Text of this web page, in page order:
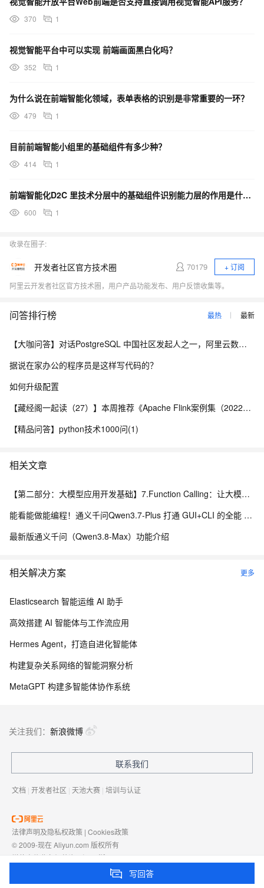
370 1
视觉智能平台中可以实现 前端画面黑白化吗？
352 1
为什么说在前端智能化领域，表单表格的识别是非常重要的一环？
479 1
目前前端智能小组里的基础组件有多少种？
414 1
前端智能化D2C 里技术分层中的基础组件识别能力层的作用是什么？
600 1
收录在圈子:
开发者社区官方技术圈 70179
+ 订阅
阿里云开发者社区官方技术圈，用户产品功能发布、用户反馈收集等。
问答排行榜 最热 最新
【大咖问答】对话PostgreSQL 中国社区发起人之一，阿里云数据库高级专家 德哥
据说在家办公的程序员是这样写代码的？
如何升级配置
【藏经阁一起读（27）】本周推荐《Apache Flink案例集（2022版）》，你有哪些心得？
【精品问答】python技术1000问(1)
相关文章
【第二部分：大模型应用开发基础】7.Function Calling：让大模型调用真实程序能力
能看能做能编程！通义千问Qwen3.7-Plus 打通 GUI+CLI 的全能 AI 助手
最新版通义千问（Qwen3.8-Max）功能介绍
相关解决方案 更多
Elasticsearch 智能运维 AI 助手
高效搭建 AI 智能体与工作流应用
Hermes Agent，打造自进化智能体
构建复杂关系网络的智能洞察分析
MetaGPT 构建多智能体协作系统
写回答
关注我们： 新浪微博
联系我们
文档 | 开发者社区 | 天池大赛 | 培训与认证
法律声明及隐私权政策 | Cookies政策
© 2009-现在 Aliyun.com 版权所有
增值电信业务经营许可证： 浙B2-20080101
浙D3-20210002
浙公网安备 33010602009975号浙B2-20080101-4